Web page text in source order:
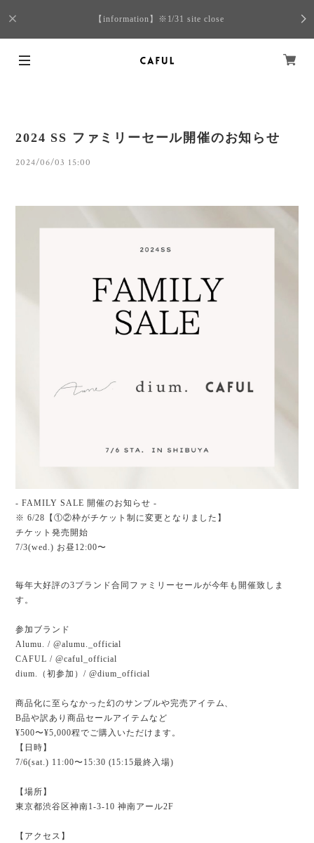
【information】※1/31 site close
2024 SS ファミリーセール開催のお知らせ
2024/06/03 15:00
- FAMILY SALE 開催のお知らせ -
※ 6/28【①②枠がチケット制に変更となりました】
チケット発売開始
7/3(wed.) お昼12:00〜
毎年大好評の3ブランド合同ファミリーセールが今年も開催致しま
す。
参加ブランド
Alumu. / @alumu._official
CAFUL / @caful_official
dium.（初参加）/ @dium_official
商品化に至らなかった幻のサンプルや完売アイテム、
B品や訳あり商品セールアイテムなど
¥500〜¥5,000程でご購入いただけます。
【日時】
7/6(sat.) 11:00〜15:30 (15:15最終入場)
【場所】
東京都渋谷区神南1-3-10 神南アール2F
【アクセス】